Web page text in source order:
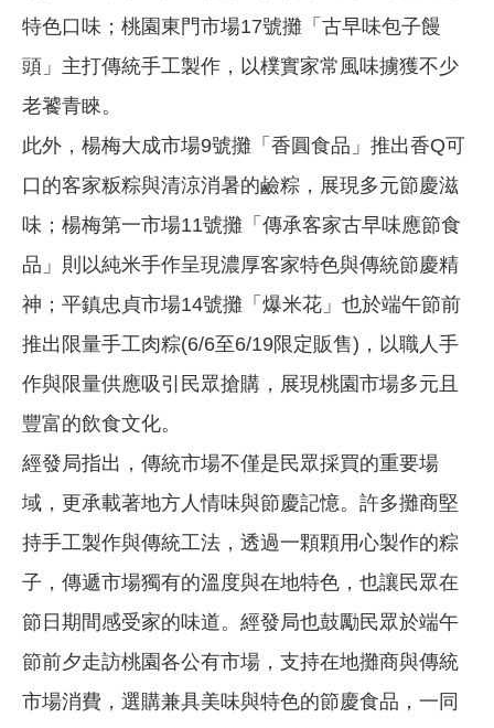
特色口味；桃園東門市場17號攤「古早味包子饅
頭」主打傳統手工製作，以樸實家常風味擄獲不少
老饕青睞。
此外，楊梅大成市場9號攤「香圓食品」推出香Q可
口的客家粄粽與清涼消暑的鹼粽，展現多元節慶滋
味；楊梅第一市場11號攤「傳承客家古早味應節食
品」則以純米手作呈現濃厚客家特色與傳統節慶精
神；平鎮忠貞市場14號攤「爆米花」也於端午節前
推出限量手工肉粽(6/6至6/19限定販售)，以職人手
作與限量供應吸引民眾搶購，展現桃園市場多元且
豐富的飲食文化。
經發局指出，傳統市場不僅是民眾採買的重要場
域，更承載著地方人情味與節慶記憶。許多攤商堅
持手工製作與傳統工法，透過一顆顆用心製作的粽
子，傳遞市場獨有的溫度與在地特色，也讓民眾在
節日期間感受家的味道。經發局也鼓勵民眾於端午
節前夕走訪桃園各公有市場，支持在地攤商與傳統
市場消費，選購兼具美味與特色的節慶食品，一同